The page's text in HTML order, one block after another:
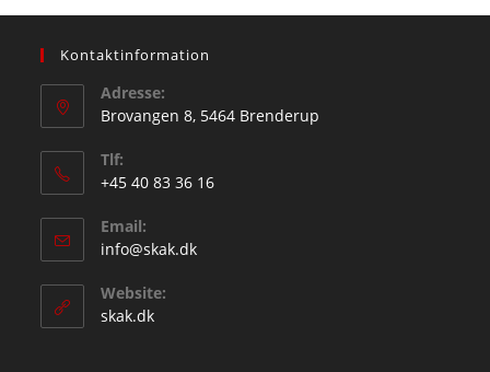
Kontaktinformation
Adresse:
Brovangen 8, 5464 Brenderup
Tlf:
+45 40 83 36 16
your
application
Email:
info@skak.dkOpens
Website:
skak.dk